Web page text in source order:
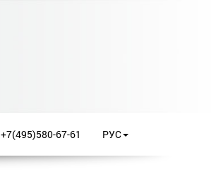
+7(495)580-67-61 РУС